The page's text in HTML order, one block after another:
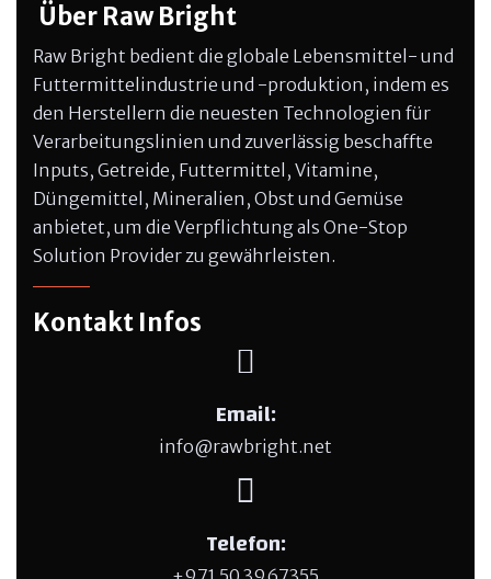
Über Raw Bright
Raw Bright bedient die globale Lebensmittel- und
Futtermittelindustrie und -produktion, indem es
den Herstellern die neuesten Technologien für
Verarbeitungslinien und zuverlässig beschaffte
Inputs, Getreide, Futtermittel, Vitamine,
Düngemittel, Mineralien, Obst und Gemüse
anbietet, um die Verpflichtung als One-Stop
Solution Provider zu gewährleisten.
Kontakt Infos
Email:
info@rawbright.net
Telefon: